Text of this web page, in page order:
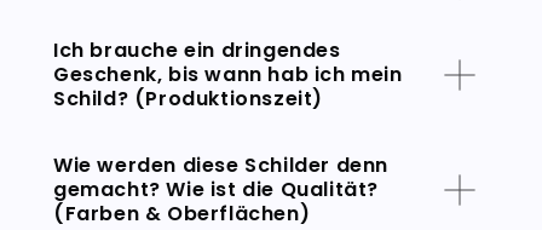
Ich brauche ein dringendes
Geschenk, bis wann hab ich mein
Schild? (Produktionszeit)
Wie werden diese Schilder denn
gemacht? Wie ist die Qualität?
(Farben & Oberflächen)